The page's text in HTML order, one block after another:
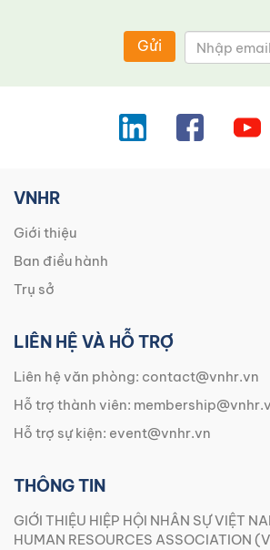
Gửi
VNHR
Giới thiệu
Ban điều hành
Trụ sở
LIÊN HỆ VÀ HỖ TRỢ
Liên hệ văn phòng: contact@vnhr.vn
Hỗ trợ thành viên:
Hỗ trợ sự kiện: event@vnhr.vn
THÔNG TIN
GIỚI THIỆU HIỆP HỘI NHÂN SỰ VIỆT
HUMAN RESOURCES ASSOCIATION